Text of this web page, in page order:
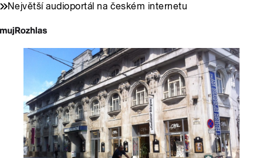
Největší audioportál na českém internetu